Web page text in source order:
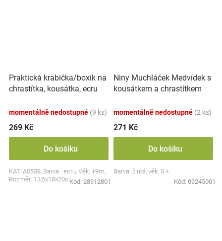
Praktická krabička/boxik na
chrastítka, kousátka, ecru
momentálně nedostupné (9 ks)
269 Kč
Do košíku
KAT. A0538, Barva : ecru, Věk: +9m,
Rozměr: 13,5x18x20cmKód: 28912801
Niny Muchláček Medvídek s
kousátkem a chrastítkem
momentálně nedostupné (2 ks)
271 Kč
Do košíku
Barva: žlutá, věk: 0 +
Kód: 09245001